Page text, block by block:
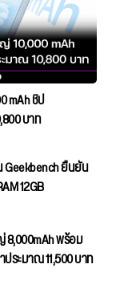
mAh ชิป
บาท
Geekbench ยืนยัน
12GB
8,000mAh พร้อม
ระมาณ 11,500 บาท